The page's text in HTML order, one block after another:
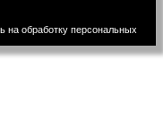
на обработку персональных